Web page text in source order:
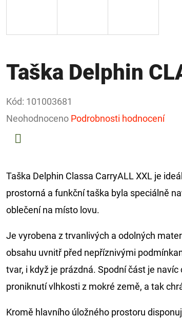
Taška Delphin
Kód: 101003681
Průměrné
hodnocení
hvězdiček.
Neohodnoceno Podrobnosti hodnocení
Taška Delphin Classa CarryALL XXL je
prostorná a funkční taška byla speciálně
oblečení na místo lovu.
Je vyrobena z trvanlivých a odolných
obsahu uvnitř před nepříznivými
tvar, i když je prázdná. Spodní část je
proniknutí vlhkosti z mokré země, a tak
Kromě hlavního úložného prostoru